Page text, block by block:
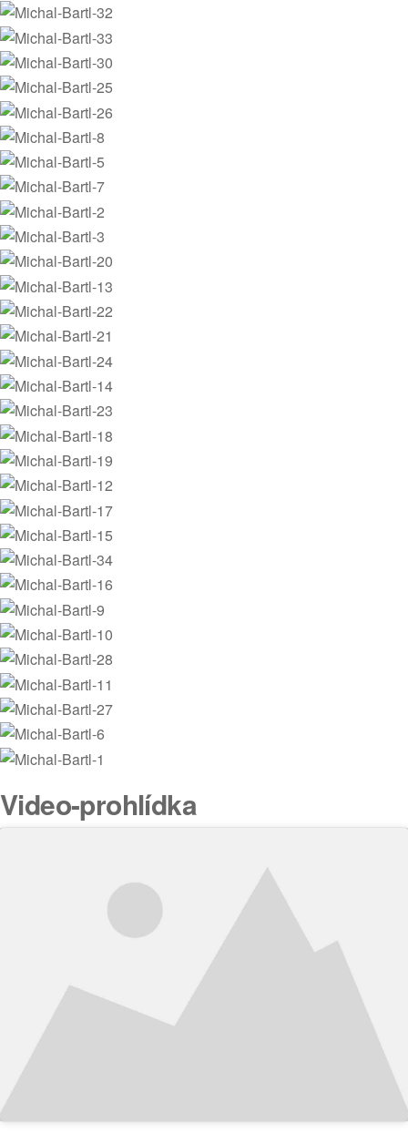
Video-prohlídka